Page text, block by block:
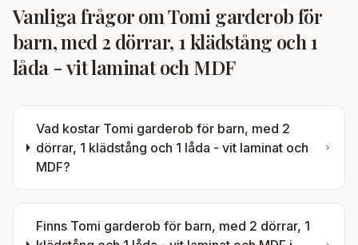
Vanliga frågor omTomi garderob för
barn, med 2 dörrar, 1 klädstång och 1
låda - vit laminat och MDF
Vad kostar Tomi garderob för barn, med 2
dörrar, 1 klädstång och 1 låda - vit laminat och
MDF?
Finns Tomi garderob för barn, med 2 dörrar, 1